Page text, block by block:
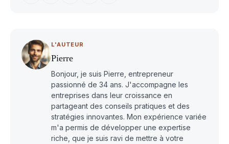
L'AUTEUR
Pierre
Bonjour, je suis Pierre, entrepreneur
passionné de 34 ans. J'accompagne les
entreprises dans leur croissance en
partageant des conseils pratiques et des
stratégies innovantes. Mon expérience variée
m'a permis de développer une expertise
riche, que je suis ravi de mettre à votre